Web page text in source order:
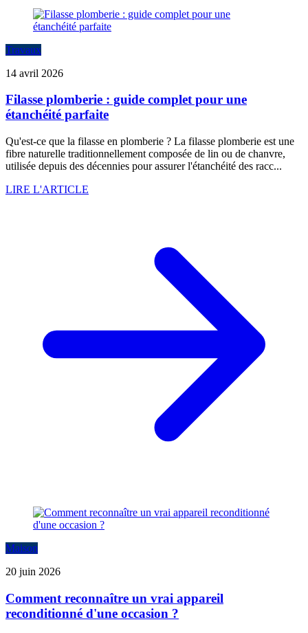
Travaux
14 avril 2026
Filasse plomberie : guide complet pour une
étanchéité parfaite
Qu'est-ce que la filasse en plomberie ? La filasse plomberie est une
fibre naturelle traditionnellement composée de lin ou de chanvre,
utilisée depuis des décennies pour assurer l'étanchéité des racc...
LIRE L'ARTICLE
Maison
20 juin 2026
Comment reconnaître un vrai appareil
reconditionné d'une occasion ?